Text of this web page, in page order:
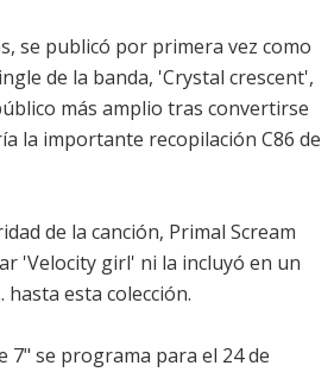
se publicó por primera vez como
de la banda, 'Crystal crescent',
más amplio tras convertirse
la importante recopilación C86 de
de la canción, Primal Scream
'Velocity girl' ni la incluyó en un
esta colección.
7" se programa para el 24 de